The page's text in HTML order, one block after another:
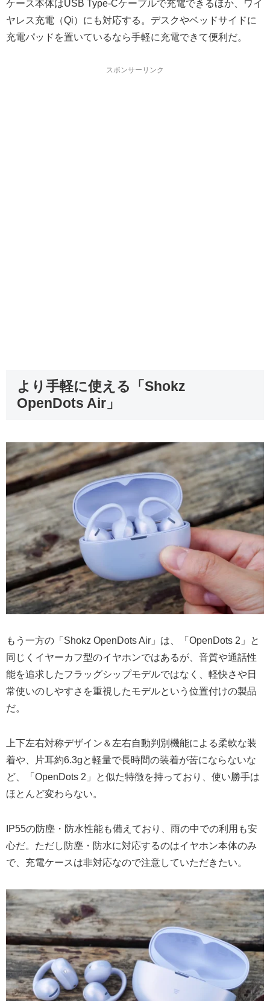
ケース本体はUSB Type-Cケーブルで充電できるほか、ワイ
ヤレス充電（Qi）にも対応する。デスクやベッドサイドに
充電パッドを置いているなら手軽に充電できて便利だ。
スポンサーリンク
より手軽に使える「Shokz
OpenDots Air」
もう一方の「Shokz OpenDots Air」は、「OpenDots 2」と
同じくイヤーカフ型のイヤホンではあるが、音質や通話性
能を追求したフラッグシップモデルではなく、軽快さや日
常使いのしやすさを重視したモデルという位置付けの製品
だ。
上下左右対称デザイン＆左右自動判別機能による柔軟な装
着や、片耳約6.3gと軽量で長時間の装着が苦にならないな
ど、「OpenDots 2」と似た特徴を持っており、使い勝手は
ほとんど変わらない。
IP55の防塵・防水性能も備えており、雨の中での利用も安
心だ。ただし防塵・防水に対応するのはイヤホン本体のみ
で、充電ケースは非対応なので注意していただきたい。